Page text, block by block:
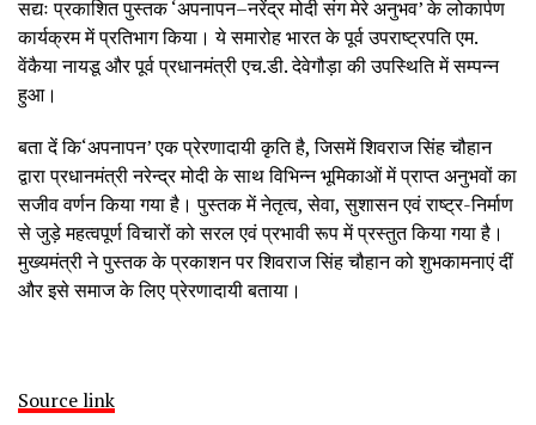
सद्यः प्रकाशित पुस्तक ‘अपनापन–नरेंद्र मोदी संग मेरे अनुभव’ के लोकार्पण
कार्यक्रम में प्रतिभाग किया। ये समारोह भारत के पूर्व उपराष्ट्रपति एम.
वेंकैया नायडू और पूर्व प्रधानमंत्री एच.डी. देवेगौड़ा की उपस्थिति में सम्पन्न
हुआ।
बता दें कि‘अपनापन’ एक प्रेरणादायी कृति है, जिसमें शिवराज सिंह चौहान
द्वारा प्रधानमंत्री नरेन्द्र मोदी के साथ विभिन्न भूमिकाओं में प्राप्त अनुभवों का
सजीव वर्णन किया गया है। पुस्तक में नेतृत्व, सेवा, सुशासन एवं राष्ट्र-निर्माण
से जुड़े महत्वपूर्ण विचारों को सरल एवं प्रभावी रूप में प्रस्तुत किया गया है।
मुख्यमंत्री ने पुस्तक के प्रकाशन पर शिवराज सिंह चौहान को शुभकामनाएं दीं
और इसे समाज के लिए प्रेरणादायी बताया।
Source link